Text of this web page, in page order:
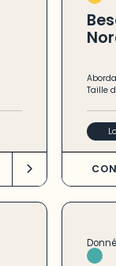
Taille